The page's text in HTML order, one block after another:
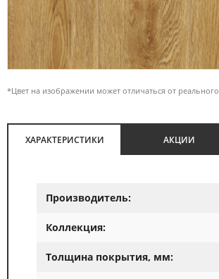
*Цвет на изображении может отличаться от реального
ХАРАКТЕРИСТИКИ АКЦИИ
Производитель:
Коллекция:
Толщина покрытия, мм: